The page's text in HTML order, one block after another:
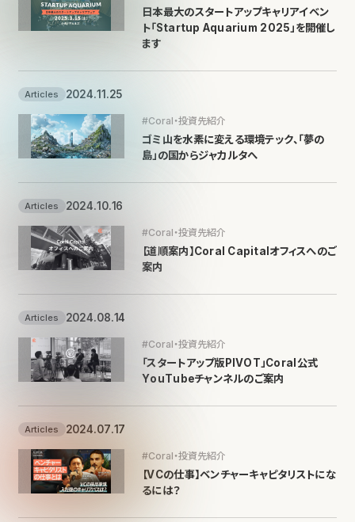
日本最大のスタートアップキャリアイベン
ト「Startup Aquarium 2025」を開催し
ます
Articles 2024.11.25
#Coral・投資先紹介
ゴミ山を水素に変える環境テック、「夢の
島」の国からジャカルタへ
Articles 2024.10.16
#Coral・投資先紹介
【道順案内】Coral Capitalオフィスへのご
案内
Articles 2024.08.14
#Coral・投資先紹介
「スタートアップ版PIVOT」Coral公式
YouTubeチャンネルのご案内
Articles 2024.07.17
#Coral・投資先紹介
【VCの仕事】ベンチャーキャピタリストにな
るには？